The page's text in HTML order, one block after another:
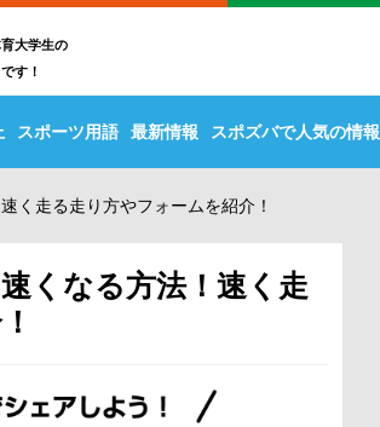
大学生の
す！
スポーツ用語 最新情報 スポズバで人気の情報
く走る走り方やフォームを紹介！
くなる方法！速く走